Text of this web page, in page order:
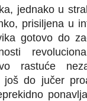
jednako u
prisiljena u
gotovo do
rastuće
do jučer